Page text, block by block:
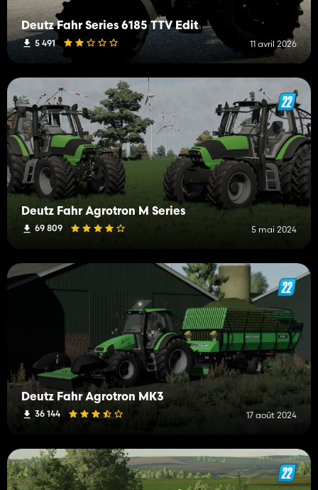
Deutz Fahr Series 6185 TTV Edit
5 491 11 avril 2026
Deutz Fahr Agrotron M Series
69 809 5 mai 2024
Deutz Fahr Agrotron MK3
36 144 17 août 2024